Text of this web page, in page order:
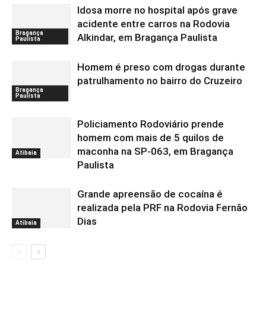
Bragança
Paulista
Idosa morre no hospital após grave
acidente entre carros na Rodovia
Alkindar, em Bragança Paulista
Bragança
Paulista
Homem é preso com drogas durante
patrulhamento no bairro do Cruzeiro
Atibaia
Policiamento Rodoviário prende
homem com mais de 5 quilos de
maconha na SP-063, em Bragança
Paulista
Atibaia
Grande apreensão de cocaína é
realizada pela PRF na Rodovia Fernão
Dias